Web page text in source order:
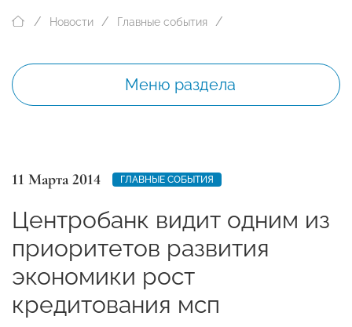
Новости Главные события
Меню раздела
11 Марта 2014 ГЛАВНЫЕ СОБЫТИЯ
Центробанк видит одним из
приоритетов развития
экономики рост
кредитования мсп